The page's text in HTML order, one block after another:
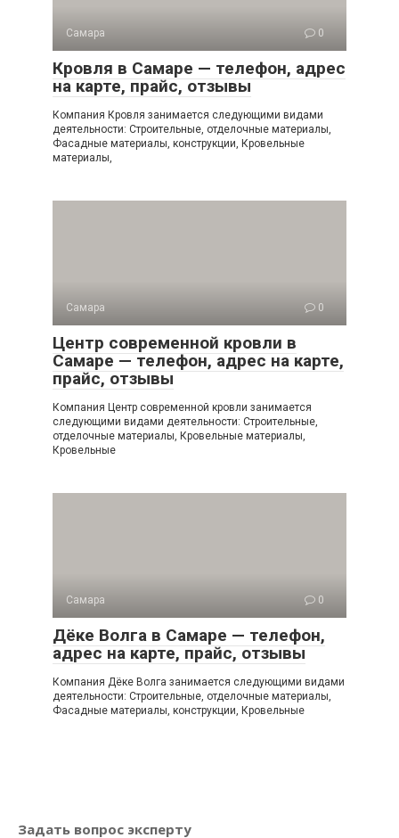
Самара 0
Кровля в Самаре — телефон, адрес
на карте, прайс, отзывы
Компания Кровля занимается следующими видами
деятельности: Строительные, отделочные материалы,
Фасадные материалы, конструкции, Кровельные
материалы,
Самара 0
Центр современной кровли в
Самаре — телефон, адрес на карте,
прайс, отзывы
Компания Центр современной кровли занимается
следующими видами деятельности: Строительные,
отделочные материалы, Кровельные материалы,
Кровельные
Самара 0
Дёке Волга в Самаре — телефон,
адрес на карте, прайс, отзывы
Компания Дёке Волга занимается следующими видами
деятельности: Строительные, отделочные материалы,
Фасадные материалы, конструкции, Кровельные
Задать вопрос эксперту